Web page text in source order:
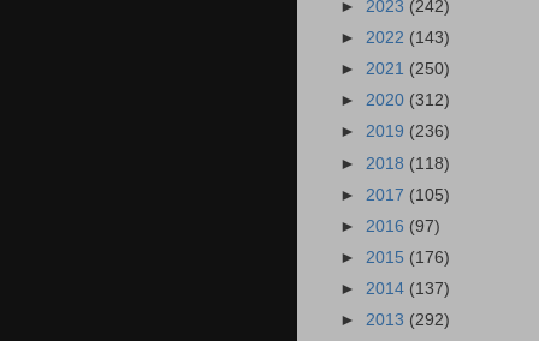
► 2023 (242)
► 2022 (143)
► 2021 (250)
► 2020 (312)
► 2019 (236)
► 2018 (118)
► 2017 (105)
► 2016 (97)
► 2015 (176)
► 2014 (137)
► 2013 (292)